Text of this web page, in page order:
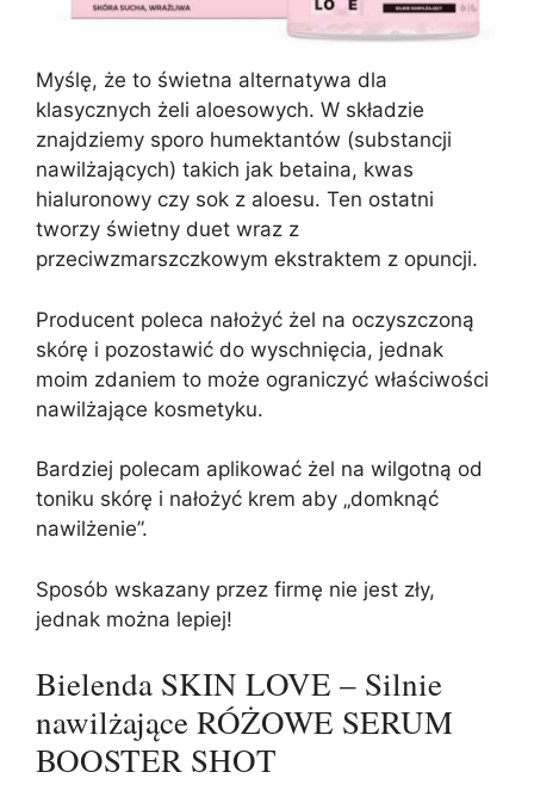
Myślę, że to świetna alternatywa dla
klasycznych żeli aloesowych. W składzie
znajdziemy sporo humektantów (substancji
nawilżających) takich jak betaina, kwas
hialuronowy czy sok z aloesu. Ten ostatni
tworzy świetny duet wraz z
przeciwzmarszczkowym ekstraktem z opuncji.
Producent poleca nałożyć żel na oczyszczoną
skórę i pozostawić do wyschnięcia, jednak
moim zdaniem to może ograniczyć właściwości
nawilżające kosmetyku.
Bardziej polecam aplikować żel na wilgotną od
toniku skórę i nałożyć krem aby „domknąć
nawilżenie”.
Sposób wskazany przez firmę nie jest zły,
jednak można lepiej!
Bielenda SKIN LOVE – Silnie
nawilżające RÓŻOWE SERUM
BOOSTER SHOT